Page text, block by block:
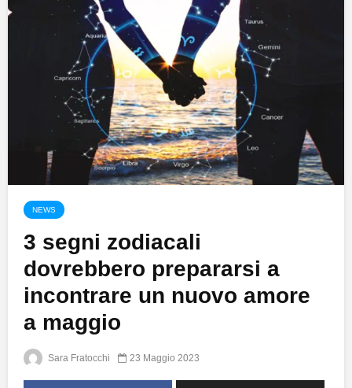
NEWS
3 segni zodiacali
dovrebbero prepararsi a
incontrare un nuovo amore
a maggio
Sara Fratocchi 23 Maggio 2023